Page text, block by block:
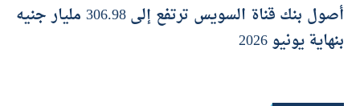
أصول بنك قناة السويس ترتفع إلى 306.98 مليار جنيه
بنهاية يونيو 2026